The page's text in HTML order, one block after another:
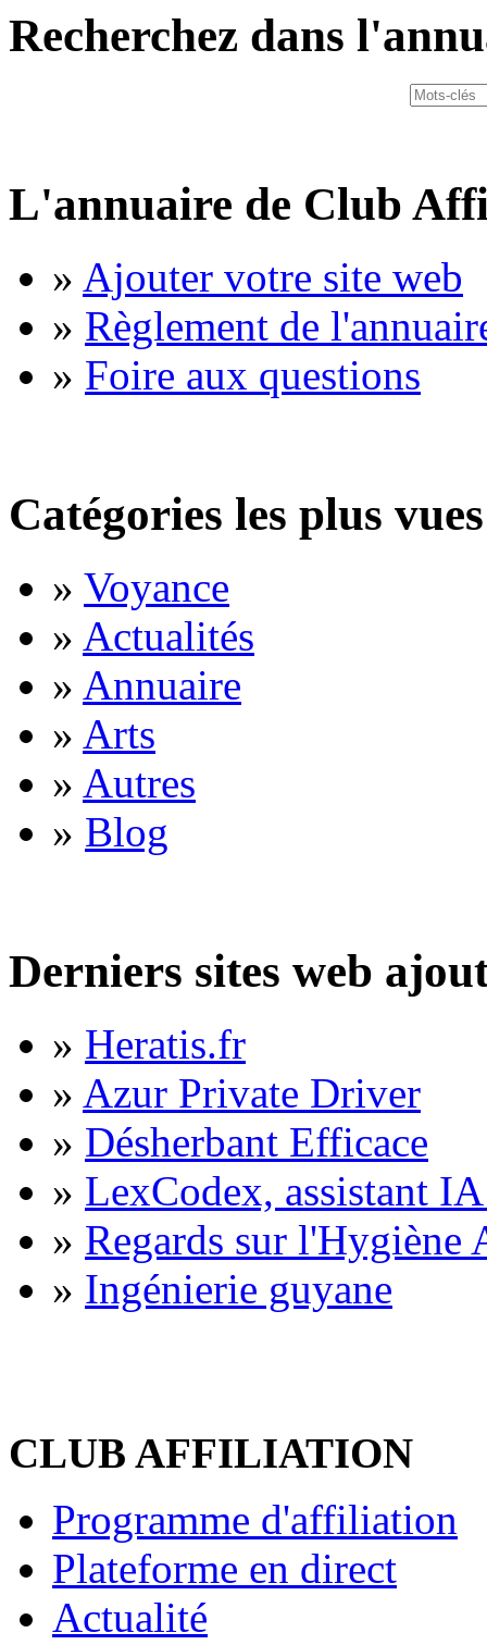
Recherchez dans
L'annuaire de Club
» Ajouter votre site web
» Règlement de
» Foire aux questions
Catégories les plus vues
» Voyance
» Actualités
» Annuaire
» Arts
» Autres
» Blog
Derniers sites web
» Heratis.fr
» Azur Private Driver
» Désherbant Efficace
» LexCodex, assistant
» Regards sur l'Hygiène
» Ingénierie guyane
CLUB AFFILIATION
Programme d'affiliation
Plateforme en direct
Actualité